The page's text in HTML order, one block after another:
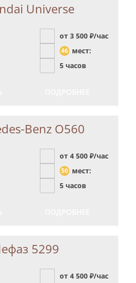
Universe
от 3 500 ₽/час
46 мест:
5 часов
Benz О560
от 4 500 ₽/час
50 мест:
5 часов
5299
от 4 500 ₽/час